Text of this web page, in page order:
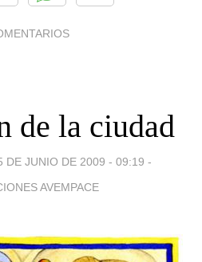
de la ciudad
DE JUNIO DE 2009 - 09:19 -
AVEMPACE